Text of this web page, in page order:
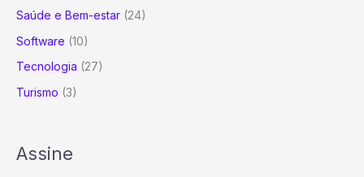
Saúde e Bem-estar (24)
Software (10)
Tecnologia (27)
Turismo (3)
Assine